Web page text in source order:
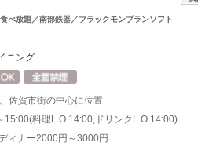
べ放題／南部鉄器／ブラックモンブランソフト
ニング
佐賀市街の中心に位置
15:00(料理L.O.14:00,ドリンクL.O.14:00)
ィナー2000円～3000円